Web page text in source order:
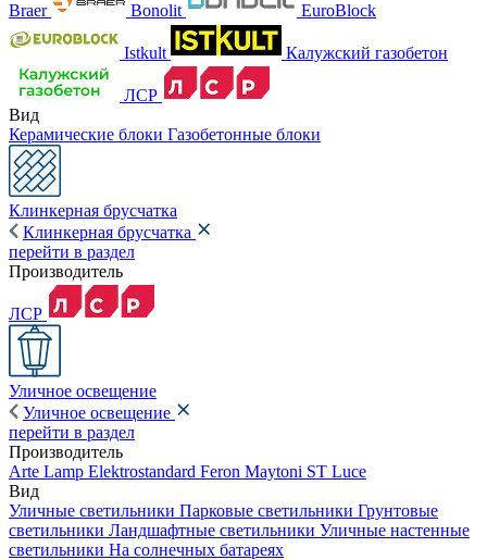
Braer Bonolit EuroBlock
Istkult Калужский газобетон
ЛСР
Вид
Керамические блоки Газобетонные блоки
Клинкерная брусчатка
Клинкерная брусчатка
перейти в раздел
Производитель
ЛСР
Уличное освещение
Уличное освещение
перейти в раздел
Производитель
Arte Lamp Elektrostandard Feron Maytoni ST Luce
Вид
Уличные светильники Парковые светильники Грунтовые
светильники Ландшафтные светильники Уличные настенные
светильники На солнечных батареях